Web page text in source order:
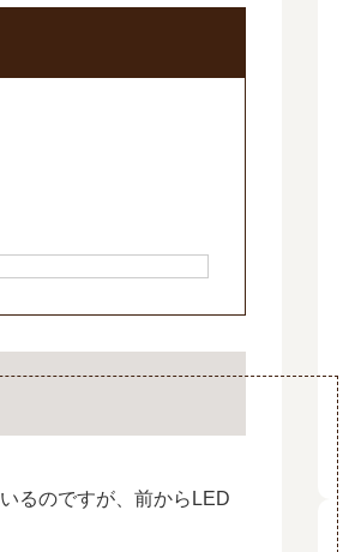
るのですが、前からLED